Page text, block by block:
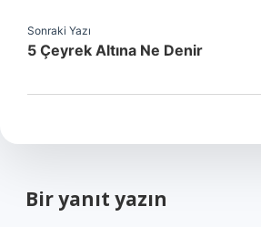
Sonraki Yazı
5 Çeyrek Altına Ne Denir
Bir yanıt yazın